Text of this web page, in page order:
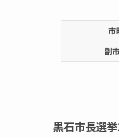
市
副
黒石市長選